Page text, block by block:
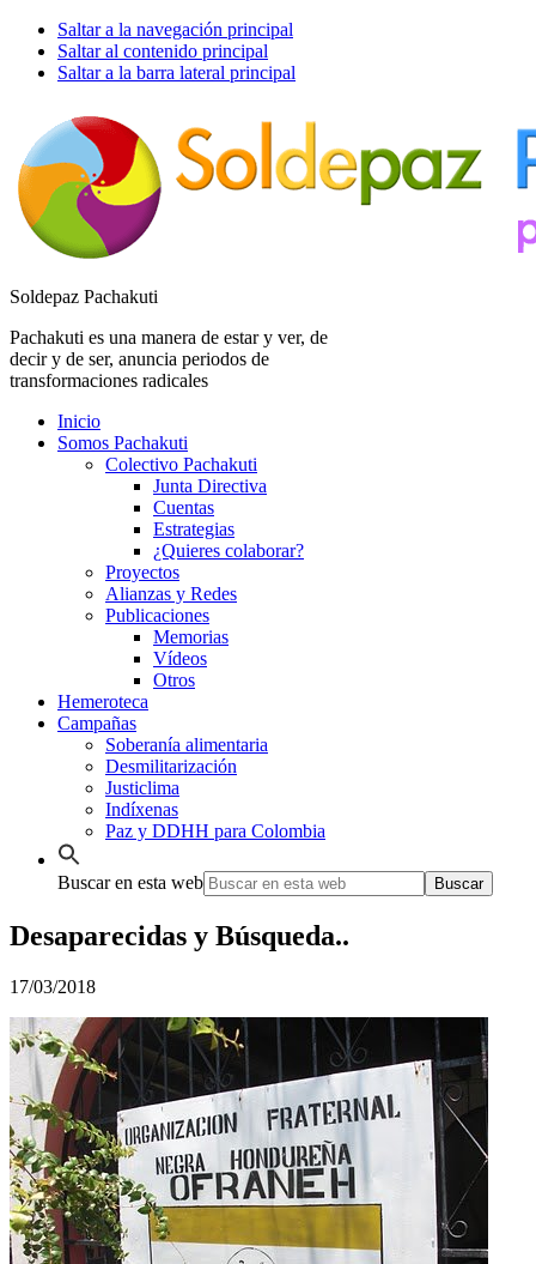
Saltar a la navegación principal
Saltar al contenido principal
Saltar a la barra lateral principal
Soldepaz Pachakuti
Pachakuti es una manera de estar y ver, de
decir y de ser, anuncia periodos de
transformaciones radicales
Inicio
Somos Pachakuti
Colectivo Pachakuti
Junta Directiva
Cuentas
Estrategias
¿Quieres colaborar?
Proyectos
Alianzas y Redes
Publicaciones
Memorias
Vídeos
Otros
Hemeroteca
Campañas
Soberanía alimentaria
Desmilitarización
Justiclima
Indíxenas
Paz y DDHH para Colombia
Buscar en esta web
Desaparecidas y Búsqueda..
17/03/2018